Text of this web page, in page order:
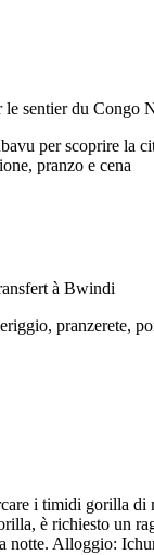
per scoprire la
pranzo e cena
pranzerete,
i timidi gorilla
è richiesto un
notte. Alloggio: